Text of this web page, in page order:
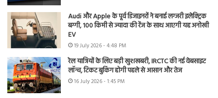
Audi और Apple के पूर्व डिजाइनरों ने बनाई लग्जरी इलेक्ट्रिक
बग्गी, 100 किमी से ज्यादा की रेंज के साथ आएगी यह अनोखी
EV
19 July 2026 - 4:48 PM
रेल यात्रियों के लिए बड़ी खुशखबरी, IRCTC की नई वेबसाइट
लॉन्च, टिकट बुकिंग होगी पहले से आसान और तेज
16 July 2026 - 1:45 PM